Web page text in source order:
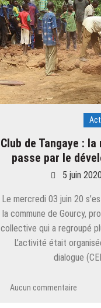
Club de Tangaye :
passe par le
5 juin 2020
Le mercredi 03 juin 20
la commune de Gourcy,
collective qui a regroupé
L’activité était
dialogue
Aucun commentaire